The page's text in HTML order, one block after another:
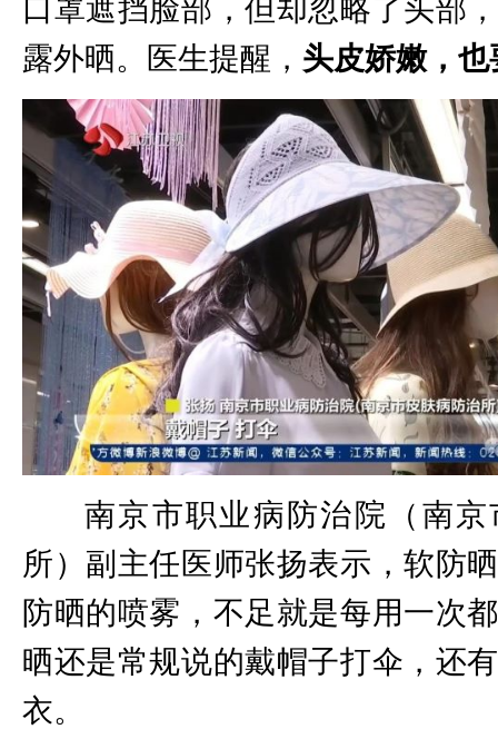
口罩遮挡脸部，但却忽略了头部
露外晒。医生提醒， 头皮娇嫩，
南京市职业病防治院（南
所）副主任医师张扬表示，软防
防晒的喷雾，不足就是每用一次
晒还是常规说的戴帽子打伞，还
衣。